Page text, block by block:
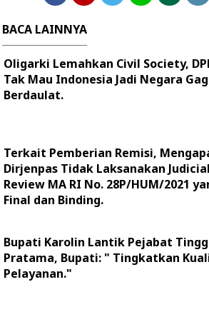
BACA LAINNYA
Oligarki Lemahkan Civil Society,
Tak Mau Indonesia Jadi Negara
Berdaulat.
Terkait Pemberian Remisi,
Dirjenpas Tidak Laksanakan Judicial
Review MA RI No. 28P/HUM/2021
Final dan Binding.
Bupati Karolin Lantik Pejabat
Pratama, Bupati: " Tingkatkan
Pelayanan."